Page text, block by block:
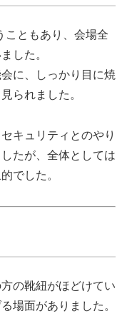
こともあり、会場全
した。
に、しっかり目に焼
られました。
キュリティとのやり
たが、全体としては
でした。
の靴紐がほどけてい
場面がありました。